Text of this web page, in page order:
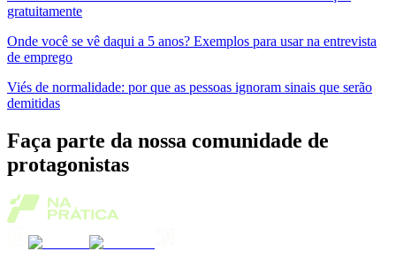
gratuitamente
Onde você se vê daqui a 5 anos? Exemplos para usar na entrevista
de emprego
Viés de normalidade: por que as pessoas ignoram sinais que serão
demitidas
Faça parte da nossa comunidade de
protagonistas